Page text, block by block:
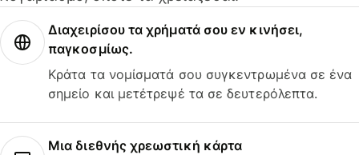
Διαχειρίσου τα χρήματά σου εν κινήσει,
παγκοσμίως.
Κράτα τα νομίσματά σου συγκεντρωμένα σε ένα
σημείο και μετέτρεψέ τα σε δευτερόλεπτα.
Μια διεθνής χρεωστική κάρτα